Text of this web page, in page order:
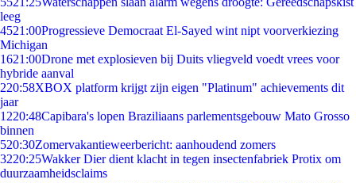
leeg
4521:00Progressieve Democraat El-Sayed wint nipt voorverkiezing
Michigan
1621:00Drone met explosieven bij Duits vliegveld voedt vrees voor
hybride aanval
220:58XBOX platform krijgt zijn eigen "Platinum" achievements dit
jaar
1220:48Capibara's lopen Braziliaans parlementsgebouw Mato Grosso
binnen
520:30Zomervakantieweerbericht: aanhoudend zomers
3220:25Wakker Dier dient klacht in tegen insectenfabriek Protix om
duurzaamheidsclaims